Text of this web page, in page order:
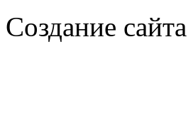
Создание сайта